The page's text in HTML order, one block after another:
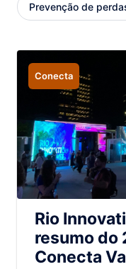
Prevenção de
Conecta
Rio
resumo do
Conecta